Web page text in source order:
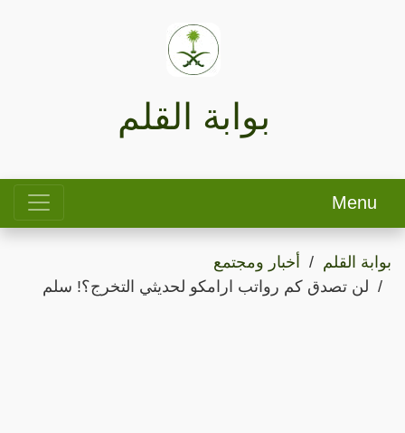
بوابة القلم
Menu
بوابة القلم
أخبار ومجتمع
لن تصدق كم رواتب ارامكو لحديثي التخرج؟! سلم